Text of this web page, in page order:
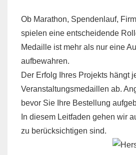
Ob Marathon, Spendenlauf,
spielen eine entscheidende
Medaille ist mehr als nur eine
aufbewahren.
Der Erfolg Ihres Projekts hängt
Veranstaltungsmedaillen ab.
bevor Sie Ihre Bestellung
In diesem Leitfaden gehen wir
zu berücksichtigen sind.